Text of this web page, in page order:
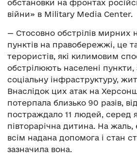
обстановки на фронтах
війни» в Military Media Center.
— Стосовно обстрілів мирних
пунктів на правобережжі, це
терористів, які килимовим
обстрілюють населені пункти,
соціальну інфраструктуру,
Внаслідок цих атак на
потерпала близько 90 разів,
постраждало 11 людей, серед
півторарічна дитина. На жаль,
всім надана допомога і стан
зазначила вона.